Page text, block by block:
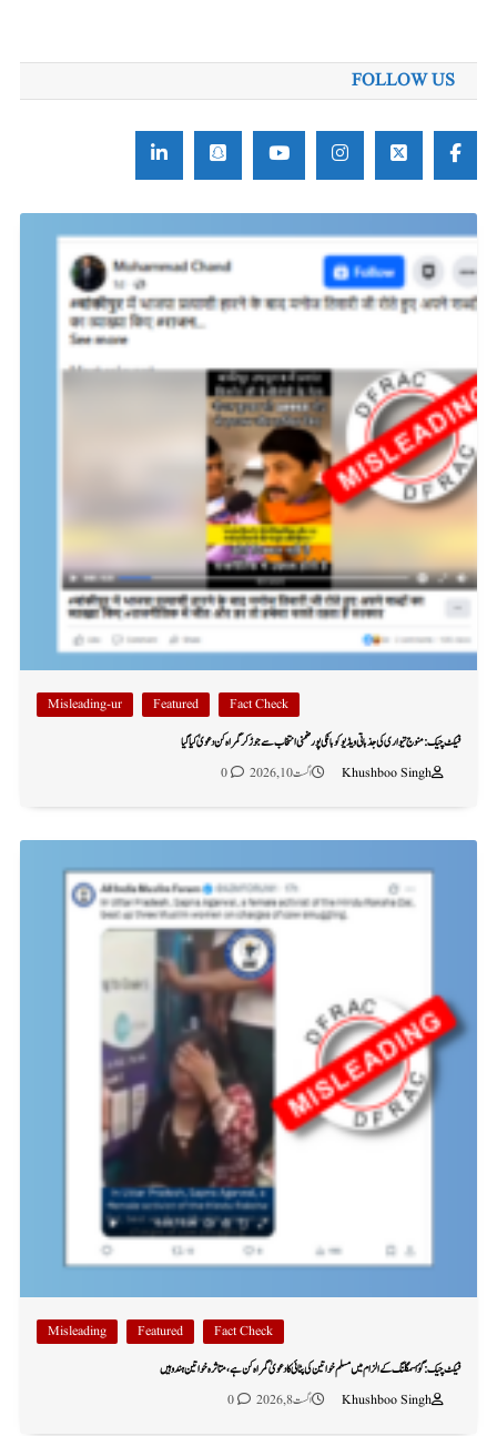
FOLLOW US
Fact Check
Featured
Misleading-ur
فیکٹ چیک: منوج تیواری کی جذباتی ویڈیو کو بانکی پور ضمنی انتخاب سے جوڑ کر گمراہ کن دعویٰ کیا گیا
Khushboo Singh
اگست 10, 2026 0
Fact Check
Featured
Misleading
فیکٹ چیک: گؤ اسمگلنگ کے الزام میں مسلم خواتین کی پٹائی کا دعویٰ گمراہ کن ہے، متاثرہ خواتین ہندو ہیں
Khushboo Singh
اگست 8, 2026 0